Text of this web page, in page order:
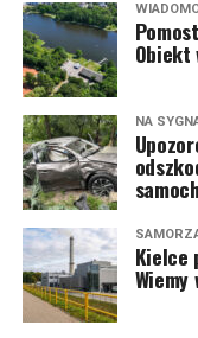
Obiekt
NA
Kielce
Wiemy